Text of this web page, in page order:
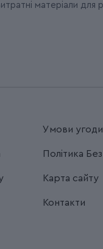
матеріали для
Умови угоди
Політика
Карта сайту
Контакти